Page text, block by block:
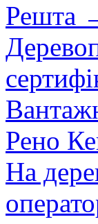
Решта
Рено
На